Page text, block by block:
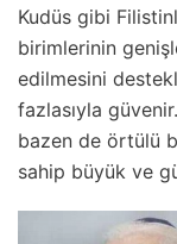
Kudüs gibi
birimlerinin
edilmesini
fazlasıyla
bazen de örtülü
sahip büyük ve